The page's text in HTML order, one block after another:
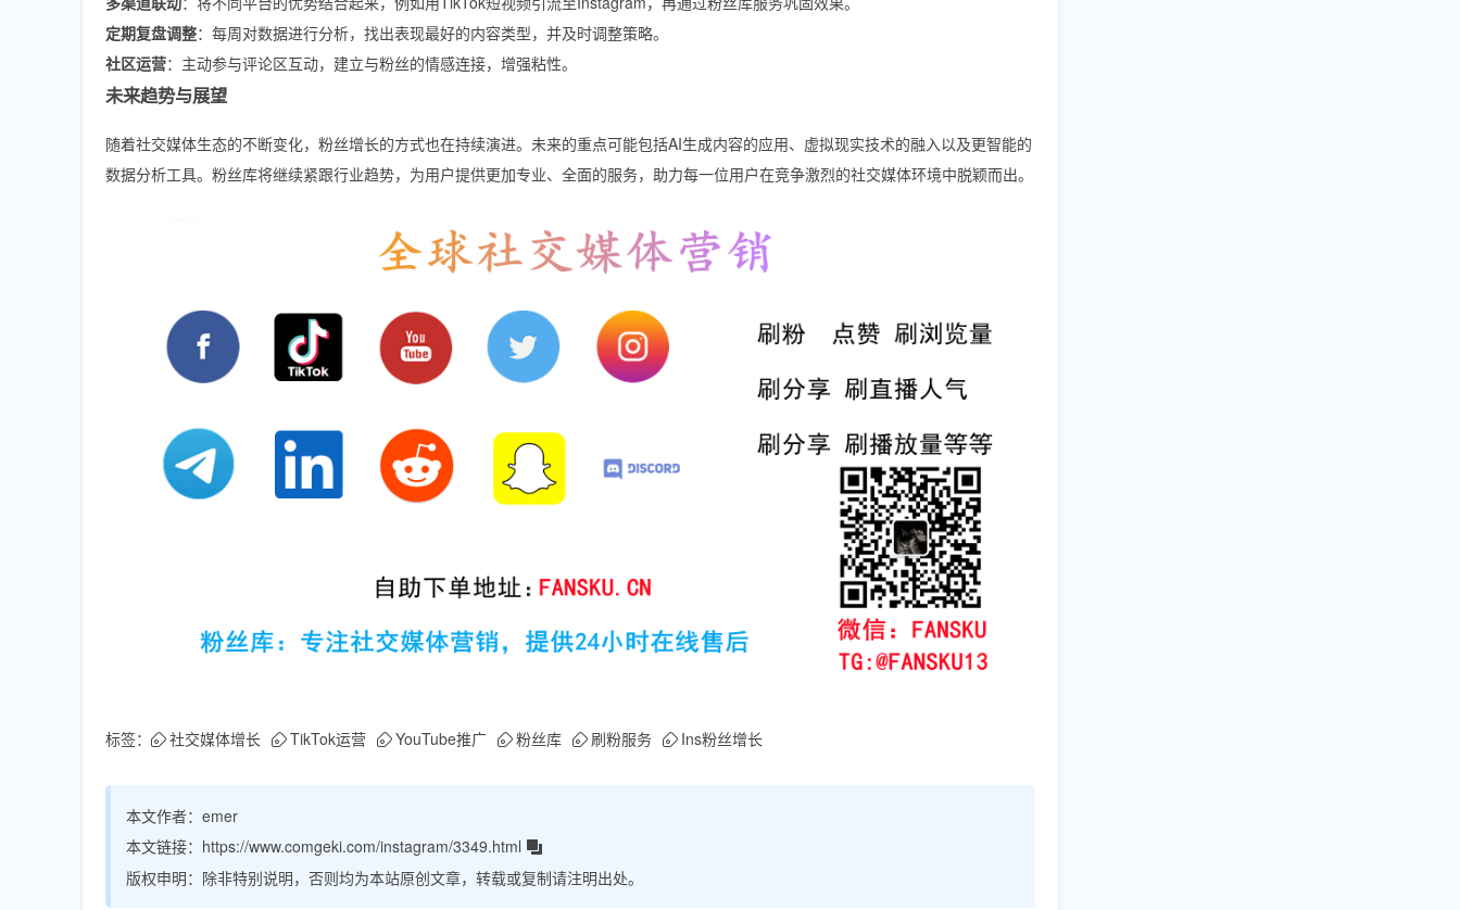
定期复盘调整：每周对数据进行分析，找出表现最好的内容类型，并及时调整策略。
社区运营：主动参与评论区互动，建立与粉丝的情感连接，增强粘性。
未来趋势与展望
随着社交媒体生态的不断变化，粉丝增长的方式也在持续演进。未来的重点可能包括AI生成内容的应用、虚拟现实技术的融入以及更智能的
数据分析工具。粉丝库将继续紧跟行业趋势，为用户提供更加专业、全面的服务，助力每一位用户在竞争激烈的社交媒体环境中脱颖而出。
标签： 社交媒体增长 TikTok运营 YouTube推广 粉丝库 刷粉服务 Ins粉丝增长
本文作者： emer
本文链接： https://www.comgeki.com/instagram/3349.html
版权申明： 除非特别说明，否则均为本站原创文章，转载或复制请注明出处。